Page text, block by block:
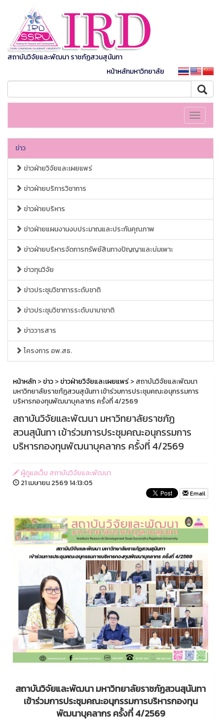
สถาบันวิจัยและพัฒนา ราชภัฏสวนสุนันทา
หน้าหลักมหาวิทยาลัย
Toggle
ข่าว
ข่าวฝ่ายวิจัยและเผยแพร่
ข่าวฝ่ายบริการวิชาการ
ข่าวฝ่ายบริหาร
ข่าวฝ่ายแผนงานงบประมาณและประกันคุณภาพ
ข่าวฝ่ายบริหารจัดการทรัพย์สินทางปัญญาและบ่มเพาะ
ข่าวทุนวิจัย
ข่าวประชุมวิชาการระดับชาติ
ข่าวประชุมวิชาการระดับนานาชาติ
ข่าววารสาร
โครงการ อพ.สธ.
หน้าหลัก>ข่าว>ข่าวฝ่ายวิจัยและเผยแพร่> สถาบันวิจัยและพัฒนา
มหาวิทยาลัยราชภัฏสวนสุนันทา เข้าร่วมการประชุมคณะอนุกรรมการ
บริหารกองทุนพัฒนาบุคลากร ครั้งที่ 4/2569
สถาบันวิจัยและพัฒนา มหาวิทยาลัยราชภัฏ
สวนสุนันทา เข้าร่วมการประชุมคณะอนุกรรมการ
บริหารกองทุนพัฒนาบุคลากร ครั้งที่ 4/2569
ผู้ดูแลเว็บ สถาบันวิจัยและพัฒนา
21 เมษายน 2569 14:13:05
Email
สถาบันวิจัยและพัฒนา มหาวิทยาลัยราชภัฏสวนสุนันทา
เข้าร่วมการประชุมคณะอนุกรรมการบริหารกองทุน
พัฒนาบุคลากร ครั้งที่ 4/2569